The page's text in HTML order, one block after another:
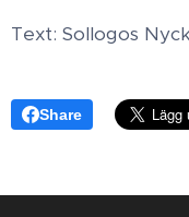
Text: Sollogos
Share